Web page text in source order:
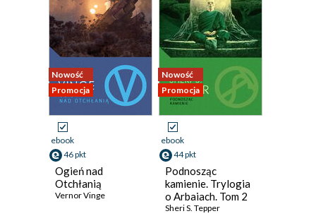
Nowość
Promocja
ebook
46 pkt
Ogień nad
Otchłanią
Vernor Vinge
Nowość
Promocja
ebook
44 pkt
Podnosząc
kamienie. Trylogia
o Arbaiach. Tom 2
Sheri S. Tepper